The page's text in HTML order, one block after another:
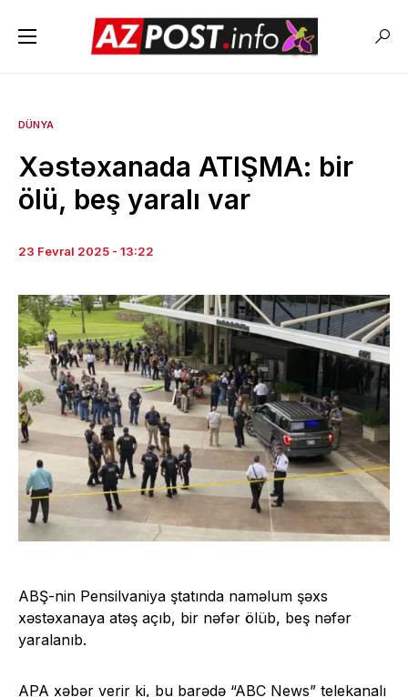
DÜNYA
Xəstəxanada ATIŞMA: bir
ölü, beş yaralı var
23 Fevral 2025 - 13:22
ABŞ-nin Pensilvaniya ştatında naməlum şəxs
xəstəxanaya atəş açıb, bir nəfər ölüb, beş nəfər
yaralanıb.
APA xəbər verir ki, bu barədə “ABC News” telekanalı